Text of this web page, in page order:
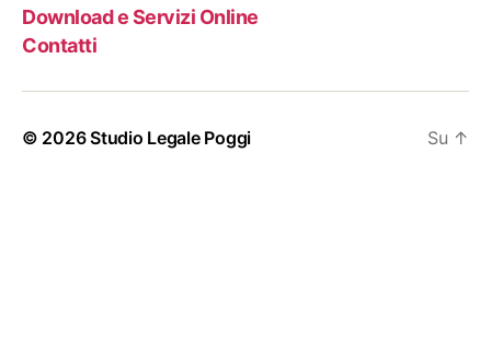
Download e Servizi Online
Contatti
© 2026Studio Legale Poggi Su ↑